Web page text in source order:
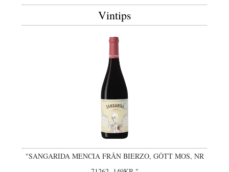
Vintips
"SANGARIDA MENCIA FRÅN BIERZO, GÔTT MOS, NR